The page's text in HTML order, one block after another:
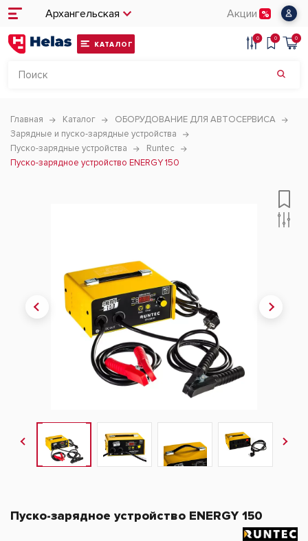
Архангельская Акции
КАТАЛОГ
0 0 0
Главная Каталог
ОБОРУДОВАНИЕ ДЛЯ АВТОСЕРВИСА
Зарядные и пуско-зарядные устройства
Пуско-зарядные устройства
Runtec
Пуско-зарядное устройство ENERGY 150
Пуско-зарядное устройство ENERGY 150